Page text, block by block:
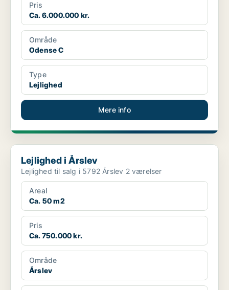
Pris
Ca. 6.000.000 kr.
Område
Odense C
Type
Lejlighed
Mere info
Lejlighed i Årslev
Lejlighed i Årslev
Lejlighed til salg i 5792 Årslev 2 værelser
Areal
Ca. 50 m2
Pris
Ca. 750.000 kr.
Område
Årslev